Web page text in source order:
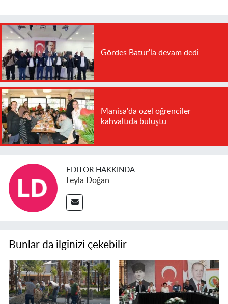
Gördes Batur'la devam dedi
Manisa'da özel öğrenciler
kahvaltıda buluştu
EDITÖR HAKKINDA
Leyla Doğan
Bunlar da ilginizi çekebilir